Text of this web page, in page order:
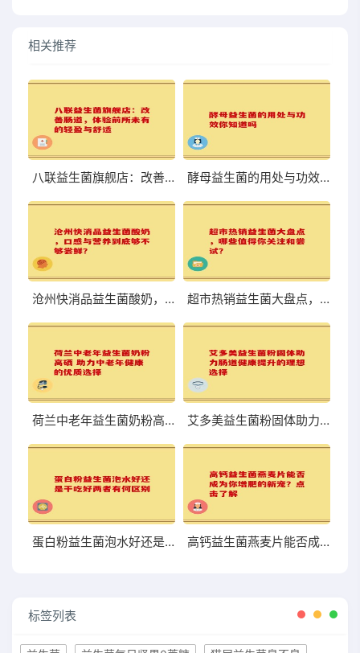
相关推荐
八联益生菌旗舰店：改善肠道，体验前所未有的轻盈与舒适 酵母益生菌的用处与功效你知道吗
沧州快消品益生菌酸奶，口感与营养到底够不够尝鲜？ 超市热销益生菌大盘点，哪些值得你关注和尝试？
荷兰中老年益生菌奶粉高硒 助力中老年健康的优质选择 艾多美益生菌粉固体助力肠道健康提升的理想选择
蛋白粉益生菌泡水好还是干吃好两者有何区别 高钙益生菌燕麦片能否成为你增肥的新宠？点击了解
标签列表